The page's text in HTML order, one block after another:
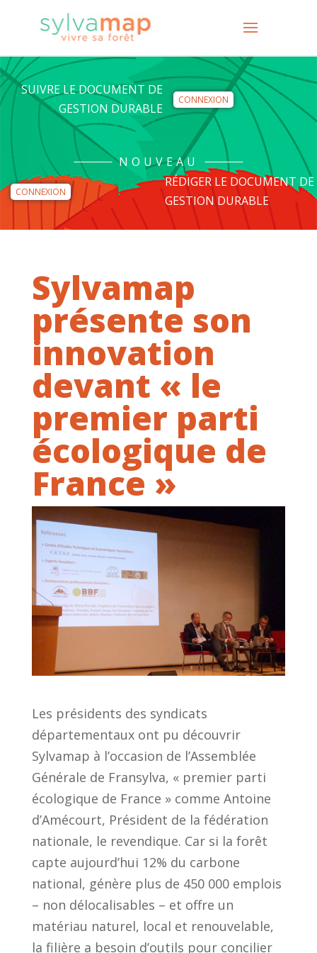
SUIVRE LE DOCUMENT DE
GESTION DURABLE
CONNEXION
NOUVEAU
CONNEXION
RÉDIGER LE DOCUMENT DE
GESTION DURABLE
Sylvamap
présente son
innovation
devant « le
premier parti
écologique de
France »
Les présidents des syndicats
départementaux ont pu découvrir
Sylvamap à l’occasion de l’Assemblée
Générale de Fransylva, « premier parti
écologique de France » comme Antoine
d’Amécourt, Président de la fédération
nationale, le revendique. Car si la forêt
capte aujourd’hui 12% du carbone
national, génère plus de 450 000 emplois
– non délocalisables – et offre un
matériau naturel, local et renouvelable,
la filière a besoin d’outils pour concilier